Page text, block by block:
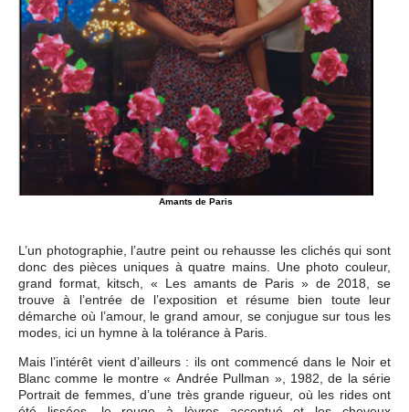
Amants de Paris
L’un photographie, l’autre peint ou rehausse les clichés qui sont
donc des pièces uniques à quatre mains. Une photo couleur,
grand format, kitsch, « Les amants de Paris » de 2018, se
trouve à l’entrée de l’exposition et résume bien toute leur
démarche où l’amour, le grand amour, se conjugue sur tous les
modes, ici un hymne à la tolérance à Paris.
Mais l’intérêt vient d’ailleurs : ils ont commencé dans le Noir et
Blanc comme le montre « Andrée Pullman », 1982, de la série
Portrait de femmes, d’une très grande rigueur, où les rides ont